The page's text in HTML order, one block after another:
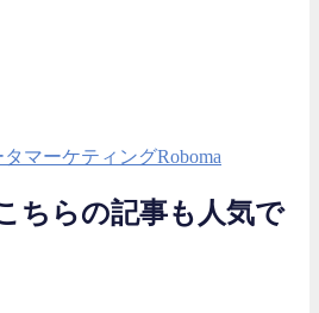
タマーケティングRoboma
ちらの記事も人気で